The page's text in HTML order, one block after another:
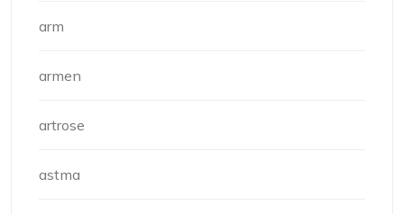
arm
armen
artrose
astma